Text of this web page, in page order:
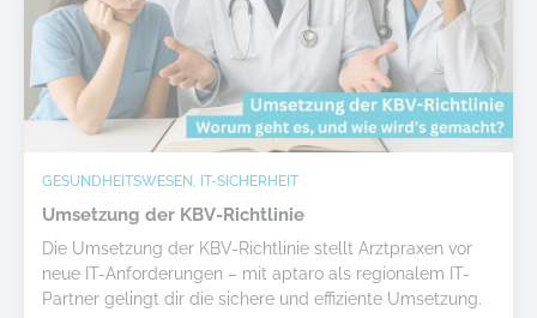
GESUNDHEITSWESEN, IT-SICHERHEIT
Umsetzung der KBV-Richtlinie
Die Umsetzung der KBV-Richtlinie stellt Arztpraxen vor
neue IT-Anforderungen – mit aptaro als regionalem IT-
Partner gelingt dir die sichere und effiziente Umsetzung.